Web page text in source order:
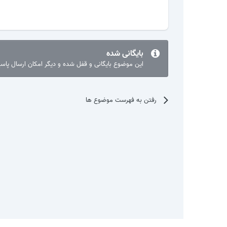
بایگانی شده
این موضوع بایگانی و قفل شده و دیگر امکان ارسال
رفتن به فهرست موضوع ها